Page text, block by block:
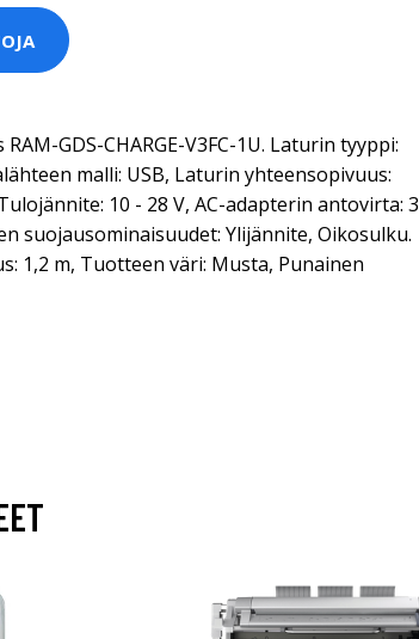
GDS-CHARGE-V3FC-1U. Laturin tyyppi:
malli: USB, Laturin yhteensopivuus:
10 - 28 V, AC-adapterin antovirta: 3
suojausominaisuudet: Ylijännite, Oikosulku.
1,2 m, Tuotteen väri: Musta, Punainen